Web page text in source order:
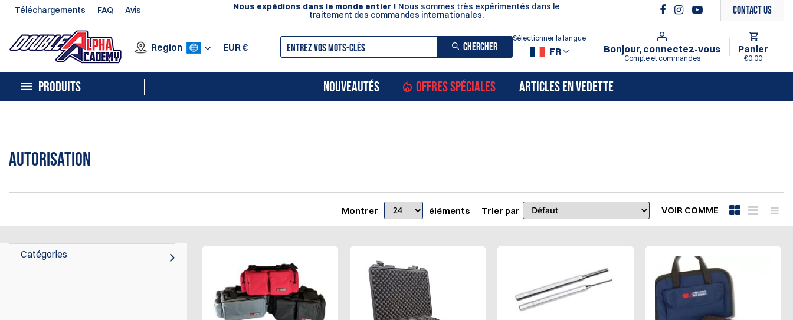
Téléchargements FAQ Avis Nous expédions dans le monde entier ! Nous sommes très expérimentés dans le
traitement des commandes internationales. Contact Us
Region EUR€ CHERCHER FR
Sélectionner la langue
Bonjour, connectez-vous
Compte et commandes
Panier
€0.00
PRODUITS NOUVEAUTÉS OFFRES SPÉCIALES ARTICLES EN VEDETTE
Autorisation
VOIR COMME
Trier par
Montrer éléments
Catégories